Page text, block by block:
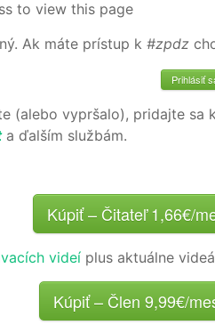
to view this page
Ak máte prístup k #zpdz
Prihlásiť
(alebo vypršalo), pridajte sa
a ďalším službám.
Kúpiť – Čitateľ 1,66€/
videí plus aktuálne
Kúpiť – Člen 9,99€/